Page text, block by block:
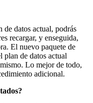
de datos actual, podrás
recargar, y enseguida,
El nuevo paquete de
plan de datos actual
Lo mejor de todo,
adicional.